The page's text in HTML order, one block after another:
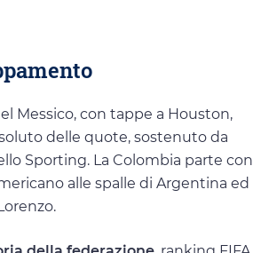
Messico, con tappe a Houston,
delle quote, sostenuto da
Sporting. La Colombia parte con
alle spalle di Argentina ed